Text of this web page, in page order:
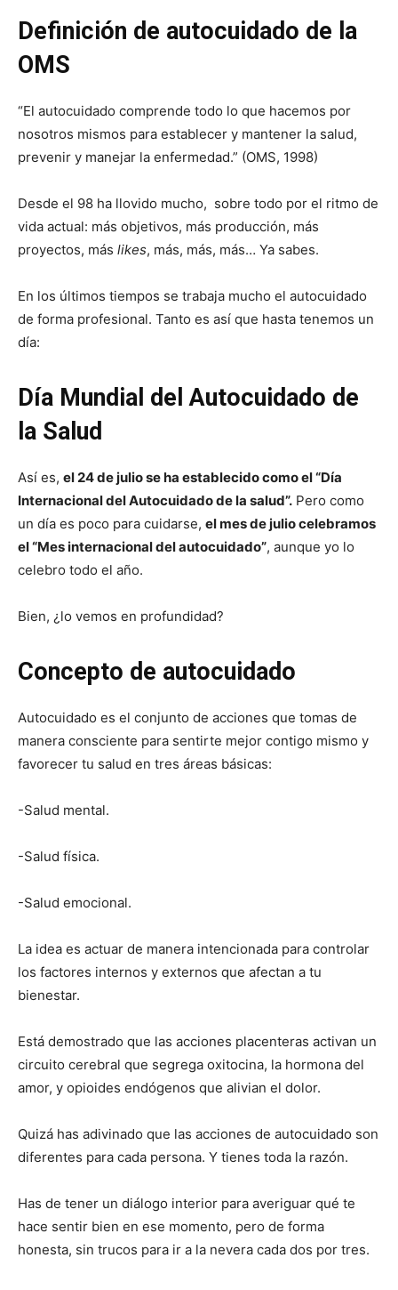
Definición de autocuidado de la
OMS
“El autocuidado comprende todo lo que hacemos por
nosotros mismos para establecer y mantener la salud,
prevenir y manejar la enfermedad.” (OMS, 1998)
Desde el 98 ha llovido mucho, sobre todo por el ritmo de
vida actual: más objetivos, más producción, más
proyectos, más likes, más, más, más… Ya sabes.
En los últimos tiempos se trabaja mucho el autocuidado
de forma profesional. Tanto es así que hasta tenemos un
día:
Día Mundial del Autocuidado de
la Salud
Así es, el 24 de julio se ha establecido como el “Día
Internacional del Autocuidado de la salud”. Pero como
un día es poco para cuidarse, el mes de julio celebramos
el “Mes internacional del autocuidado”, aunque yo lo
celebro todo el año.
Bien, ¿lo vemos en profundidad?
Concepto de autocuidado
Autocuidado es el conjunto de acciones que tomas de
manera consciente para sentirte mejor contigo mismo y
favorecer tu salud en tres áreas básicas:
-Salud mental.
-Salud física.
-Salud emocional.
La idea es actuar de manera intencionada para controlar
los factores internos y externos que afectan a tu
bienestar.
Está demostrado que las acciones placenteras activan un
circuito cerebral que segrega oxitocina, la hormona del
amor, y opioides endógenos que alivian el dolor.
Quizá has adivinado que las acciones de autocuidado son
diferentes para cada persona. Y tienes toda la razón.
Has de tener un diálogo interior para averiguar qué te
hace sentir bien en ese momento, pero de forma
honesta, sin trucos para ir a la nevera cada dos por tres.